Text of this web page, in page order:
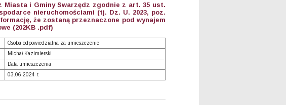
Miasta i Gminy Swarzędz zgodnie z art. 35 ust.
nieruchomościami (tj. Dz. U. 2023, poz.
że zostaną przeznaczone pod wynajem
(202KB .pdf)
Osoba odpowiedzialna za umieszczenie
Michał Kazimierski
Data umieszczenia
03.06.2024 r.